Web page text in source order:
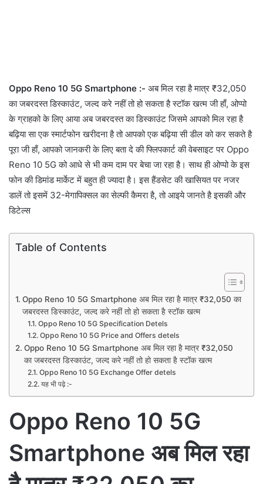
Oppo Reno 10 5G Smartphone :- अब मिल रहा है मात्र ₹32,050
का जबरदस्त डिस्काउंट, जल्द करे नहीं तो हो सकता है स्टॉक खत्म जी हाँ, ओप्पो
के ग्राहको के लिए आया अब जबरदस्त का डिस्काउंट जिसमे आपको मिल रहा है
बढ़िया सा एक स्मार्टफोन खरीदना है तो आपको एक बढ़िया सी डील को कर सकते है
पूरा जी हाँ, आपको जानकरी के लिए बता दे की फ्लिपकार्ट की वेबसाइट पर Oppo
Reno 10 5G को आधे से भी कम दाम पर बेचा जा रहा है। साथ ही ओप्पो के इस
फोन की डिमांड मार्केट में बहुत ही ज्यादा है। इस हैंडसेट की खासियत पर नजर
डालें तो इसमें 32-मेगापिक्सल का सेल्फी कैमरा है, तो आइये जानते है इसकी और
डिटेल्स
Table of Contents
Oppo Reno 10 5G Smartphone अब मिल रहा है मात्र ₹32,050 का
जबरदस्त डिस्काउंट, जल्द करे नहीं तो हो सकता है स्टॉक खत्म
Oppo Reno 10 5G Specification Detels
Oppo Reno 10 5G Price and Offers detels
Oppo Reno 10 5G Smartphone अब मिल रहा है मात्र ₹32,050
का जबरदस्त डिस्काउंट, जल्द करे नहीं तो हो सकता है स्टॉक खत्म
Oppo Reno 10 5G Exchange Offer detels
यह भी पढ़े :-
Oppo Reno 10 5G
Smartphone अब मिल रहा